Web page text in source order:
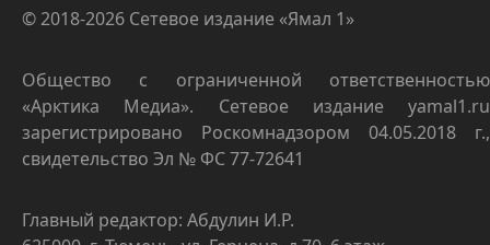
© 2018-2026 Сетевое издание «Ямал 1»
Общество с ограниченной ответственностью
«Арктика Медиа». Сетевое издание yamal1.ru
зарегистрировано Роскомнадзором 04.05.2018 г.,
свидетельство Эл № ФС 77-72641
Главный редактор: Абдулин И.Р.